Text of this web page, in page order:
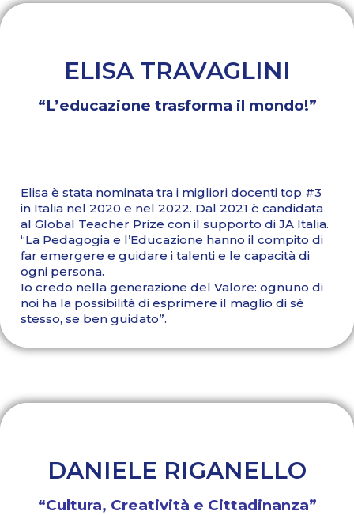
ELISA TRAVAGLINI
“L’educazione trasforma il mondo!”
Elisa è stata nominata tra i migliori docenti top #3
in Italia nel 2020 e nel 2022. Dal 2021 è candidata
al Global Teacher Prize con il supporto di JA Italia.
“La Pedagogia e l’Educazione hanno il compito di
far emergere e guidare i talenti e le capacità di
ogni persona.
Io credo nella generazione del Valore: ognuno di
noi ha la possibilità di esprimere il maglio di sé
stesso, se ben guidato”.
DANIELE RIGANELLO
“Cultura, Creatività e Cittadinanza”